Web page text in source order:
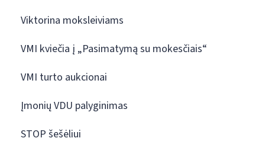
Viktorina moksleiviams
VMI kviečia į „Pasimatymą su mokesčiais“
VMI turto aukcionai
Įmonių VDU palyginimas
STOP šešėliui